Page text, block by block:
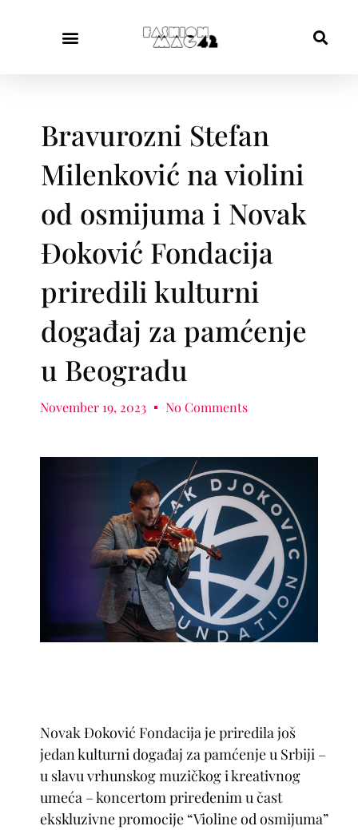
Bravurozni Stefan
Milenković na violini
od osmijuma i Novak
Đoković Fondacija
priredili kulturni
događaj za pamćenje
u Beogradu
November 19, 2023 No Comments
Novak Đoković Fondacija je priredila još
jedan kulturni događaj za pamćenje u Srbiji –
u slavu vrhunskog muzičkog i kreativnog
umeća – koncertom priređenim u čast
ekskluzivne promocije “Violine od osmijuma”